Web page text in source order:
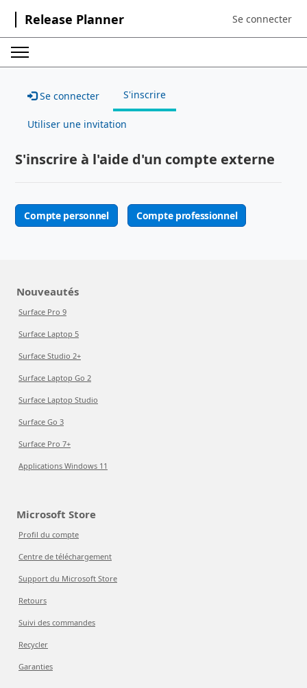
Release Planner Sign in to your
Se connecter
Se connecter S'inscrire
Utiliser une invitation
S'inscrire à l'aide d'un compte externe
Compte personnel Compte professionnel
Nouveautés
Surface Pro 9
Surface Laptop 5
Surface Studio 2+
Surface Laptop Go 2
Surface Laptop Studio
Surface Go 3
Surface Pro 7+
Applications Windows 11
Microsoft Store
Profil du compte
Centre de téléchargement
Support du Microsoft Store
Retours
Suivi des commandes
Recycler
Garanties